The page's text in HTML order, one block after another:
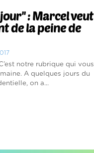
: Marcel veut
de la peine de
notre rubrique qui vous
A quelques jours du
on a...